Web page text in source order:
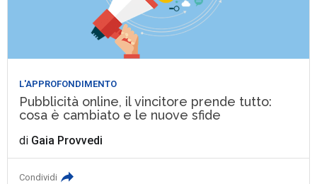
L'APPROFONDIMENTO
Pubblicità online, il vincitore prende tutto:
cosa è cambiato e le nuove sfide
di Gaia Provvedi
Condividi